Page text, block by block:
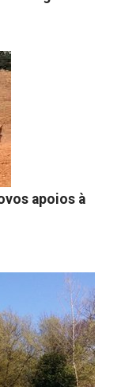
apoios à